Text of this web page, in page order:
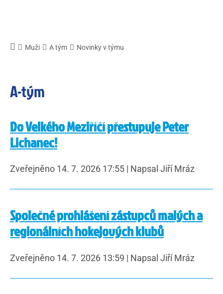
Muži A tým Novinky v týmu
A-tým
Do Velkého Meziříčí přestupuje Peter
Lichanec!
Zveřejněno 14. 7. 2026 17:55 | Napsal Jiří Mráz
Společné prohlášení zástupců malých a
regionálních hokejových klubů
Zveřejněno 14. 7. 2026 13:59 | Napsal Jiří Mráz